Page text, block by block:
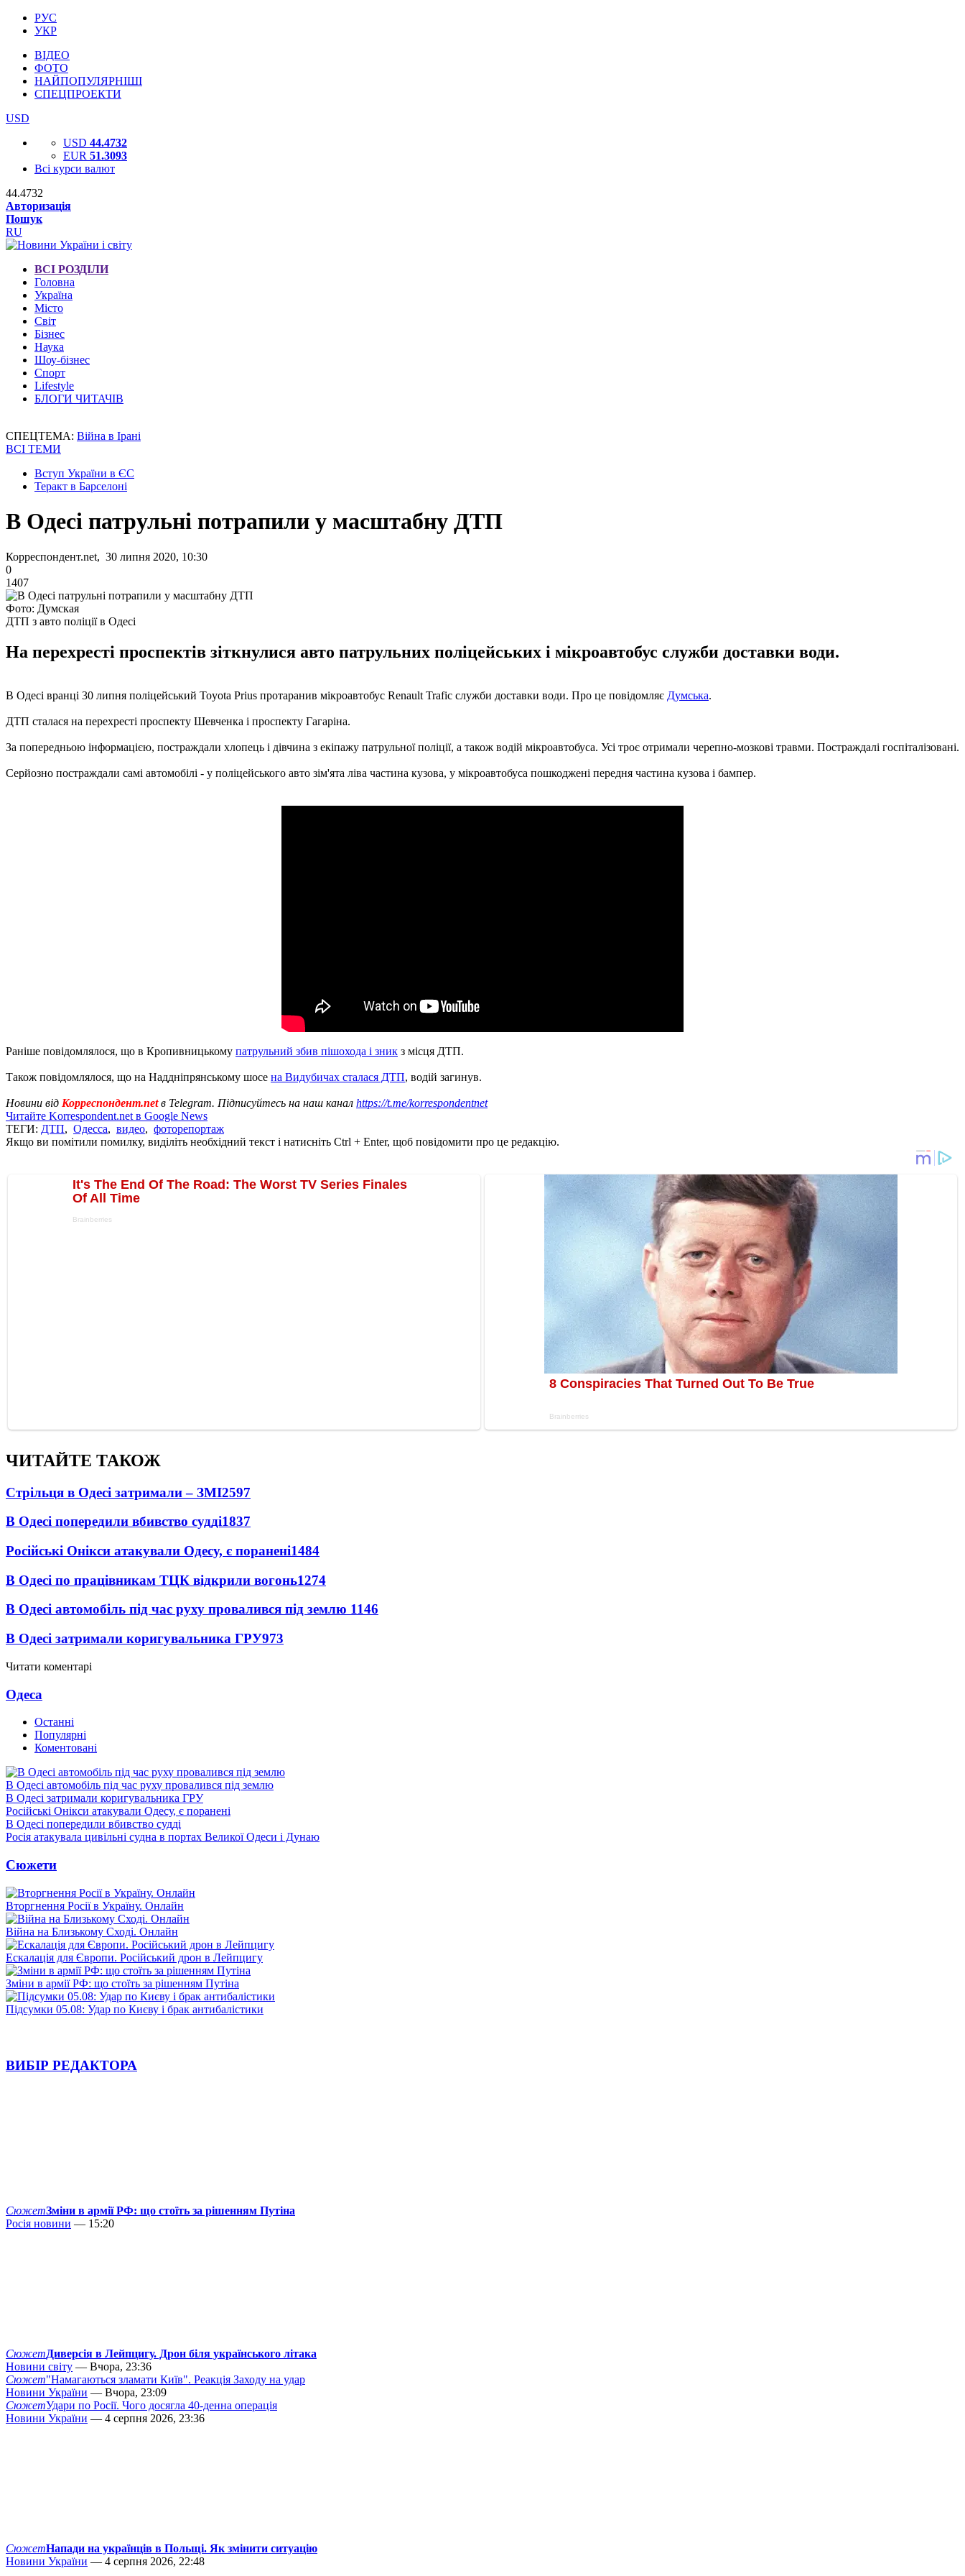
РУС
УКР
ВІДЕО
ФОТО
НАЙПОПУЛЯРНІШІ
СПЕЦПРОЕКТИ
USD
USD 44.4732
EUR 51.3093
Всі курси валют
44.4732
Авторизація
Пошук
RU
ВСІ РОЗДІЛИ
Головна
Україна
Місто
Світ
Бізнес
Наука
Шоу-бізнес
Спорт
Lifestyle
БЛОГИ ЧИТАЧІВ
СПЕЦТЕМА: Війна в Ірані
ВСІ ТЕМИ
Вступ України в ЄС
Теракт в Барселоні
В Одесі патрульні потрапили у масштабну ДТП
Корреспондент.net, 30 липня 2020, 10:30
0
1407
Фото: Думская
ДТП з авто поліції в Одесі
На перехресті проспектів зіткнулися авто патрульних поліцейських і мікроавтобус служби доставки води.
В Одесі вранці 30 липня поліцейський Toyota Prius протаранив мікроавтобус Renault Trafic служби доставки води. Про це повідомляє Думська.
ДТП сталася на перехресті проспекту Шевченка і проспекту Гагаріна.
За попередньою інформацією, постраждали хлопець і дівчина з екіпажу патрульної поліції, а також водій мікроавтобуса. Усі троє отримали черепно-мозкові травми. Постраждалі госпіталізовані.
Серйозно постраждали самі автомобілі - у поліцейського авто зім'ята ліва частина кузова, у мікроавтобуса пошкоджені передня частина кузова і бампер.
Раніше повідомлялося, що в Кропивницькому патрульний збив пішохода і зник з місця ДТП.
Також повідомлялося, що на Наддніпрянському шосе на Видубичах сталася ДТП, водій загинув.
Новини від Корреспондент.netв Telegram. Підписуйтесь на наш канал https://t.me/korrespondentnet
Читайте Korrespondent.net в Google News
ТЕГИ: ДТП, Одесса, видео, фоторепортаж
Якщо ви помітили помилку, виділіть необхідний текст і натисніть Ctrl + Enter, щоб повідомити про це редакцію.
ЧИТАЙТЕ ТАКОЖ
Стрільця в Одесі затримали – ЗМІ2597
В Одесі попередили вбивство судді1837
Російські Онікси атакували Одесу, є поранені1484
В Одесі по працівникам ТЦК відкрили вогонь1274
В Одесі автомобіль під час руху провалився під землю 1146
В Одесі затримали коригувальника ГРУ973
Читати коментарі
Одеса
Останні
Популярні
Коментовані
В Одесі автомобіль під час руху провалився під землю
В Одесі затримали коригувальника ГРУ
Російські Онікси атакували Одесу, є поранені
В Одесі попередили вбивство судді
Росія атакувала цивільні судна в портах Великої Одеси і Дунаю
Сюжети
Вторгнення Росії в Україну. Онлайн
Війна на Близькому Сході. Онлайн
Ескалація для Європи. Російський дрон в Лейпцигу
Зміни в армії РФ: що стоїть за рішенням Путіна
Підсумки 05.08: Удар по Києву і брак антибалістики
ВИБІР РЕДАКТОРА
СюжетЗміни в армії РФ: що стоїть за рішенням Путіна
Росія новини — 15:20
СюжетДиверсія в Лейпцигу. Дрон біля українського літака
Новини світу — Вчора, 23:36
Сюжет"Намагаються зламати Київ". Реакція Заходу на удар
Новини України — Вчора, 23:09
СюжетУдари по Росії. Чого досягла 40-денна операція
Новини України — 4 серпня 2026, 23:36
СюжетНапади на українців в Польщі. Як змінити ситуацію
Новини України — 4 серпня 2026, 22:48